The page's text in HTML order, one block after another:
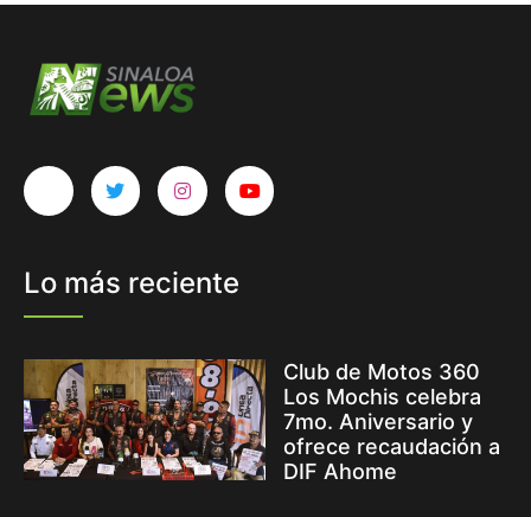
Lo más reciente
Club de Motos 360
Los Mochis celebra
7mo. Aniversario y
ofrece recaudación a
DIF Ahome